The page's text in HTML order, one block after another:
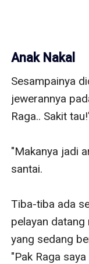
Anak Nakal
Sesampainya
jewerannya
Raga.. Sakit
"Makanya jadi
santai.
Tiba-tiba ada
pelayan
yang sedang
"Pak Raga